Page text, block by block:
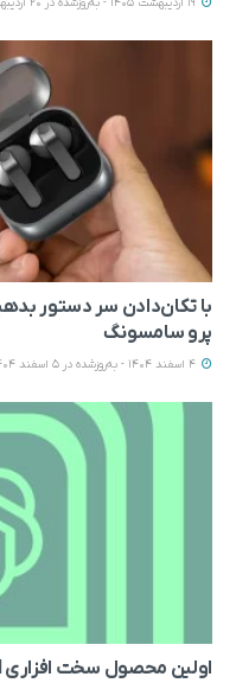
پرو سامسونگ
اولین محصول سخت افزاری OpenAI مشخص شد